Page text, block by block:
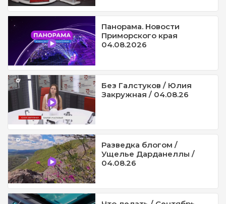
Панорама. Новости
Приморского края
04.08.2026
Без Галстуков / Юлия
Закружная / 04.08.26
Разведка блогом /
Ущелье Дарданеллы /
04.08.26